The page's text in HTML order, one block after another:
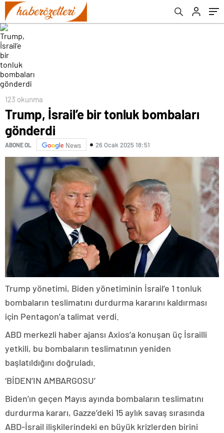
123 okunma
Trump, İsrail’e bir tonluk bombaları
gönderdi
ABONE OL News 26 Ocak 2025 18:51
Trump yönetimi, Biden yönetiminin İsrail’e 1 tonluk
bombaların teslimatını durdurma kararını kaldırması
için Pentagon’a talimat verdi.
ABD merkezli haber ajansı Axios’a konuşan üç İsrailli
yetkili, bu bombaların teslimatının yeniden
başlatıldığını doğruladı.
‘BİDEN’IN AMBARGOSU’
Biden’ın geçen Mayıs ayında bombaların teslimatını
durdurma kararı, Gazze’deki 15 aylık savaş sırasında
ABD-İsrail ilişkilerindeki en büyük krizlerden birini